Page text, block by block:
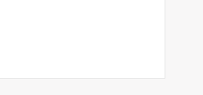
Leo XIV draagt de bescherming